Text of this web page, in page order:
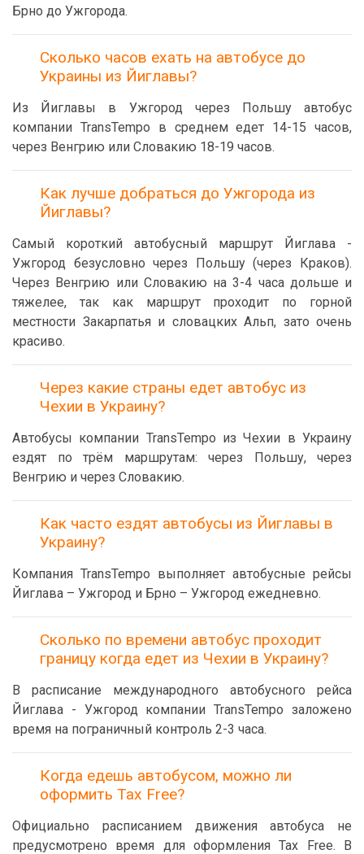
Брно до Ужгорода.
Сколько часов ехать на автобусе до
Украины из Йиглавы?
Из Йиглавы в Ужгород через Польшу автобус
компании TransTempo в среднем едет 14-15 часов,
через Венгрию или Словакию 18-19 часов.
Как лучше добраться до Ужгорода из
Йиглавы?
Самый короткий автобусный маршрут Йиглава -
Ужгород безусловно через Польшу (через Краков).
Через Венгрию или Словакию на 3-4 часа дольше и
тяжелее, так как маршрут проходит по горной
местности Закарпатья и словацких Альп, зато очень
красиво.
Через какие страны едет автобус из
Чехии в Украину?
Автобусы компании TransTempo из Чехии в Украину
ездят по трём маршрутам: через Польшу, через
Венгрию и через Словакию.
Как часто ездят автобусы из Йиглавы в
Украину?
Компания TransTempo выполняет автобусные рейсы
Йиглава – Ужгород и Брно – Ужгород ежедневно.
Сколько по времени автобус проходит
границу когда едет из Чехии в Украину?
В расписание международного автобусного рейса
Йиглава - Ужгород компании TransTempo заложено
время на пограничный контроль 2-3 часа.
Когда едешь автобусом, можно ли
оформить Tax Free?
Официально расписанием движения автобуса не
предусмотрено время для оформления Tax Free. В